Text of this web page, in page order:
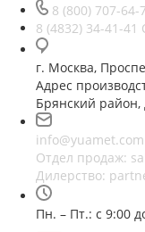
8 (800) 707-64-
8 (4832) 34-41-41
г. Москва,
Адрес
Брянский район,
info@yuamet.com
Отдел продаж:
Дилерство:
Пн. – Пт.: с 9:00